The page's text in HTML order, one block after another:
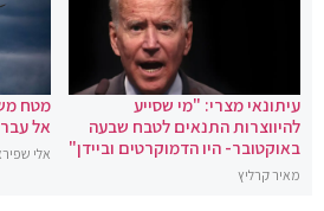
עיתונאי מצרי: "מי שסייע
להיווצרות התנאים לטבח שבעה
באוקטובר- היו הדמוקרטים וביידן"
מאיר קרליץ
מטח
אל עבר
אלי